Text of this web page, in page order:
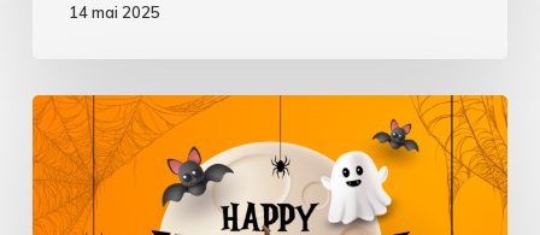
14 mai 2025
Préparez
vos
jeux
pour
Halloween